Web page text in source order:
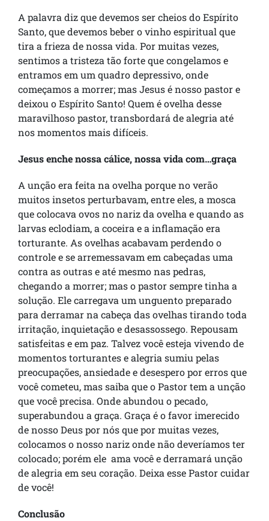
A palavra diz que devemos ser cheios do Espírito
Santo, que devemos beber o vinho espiritual que
tira a frieza de nossa vida. Por muitas vezes,
sentimos a tristeza tão forte que congelamos e
entramos em um quadro depressivo, onde
começamos a morrer; mas Jesus é nosso pastor e
deixou o Espírito Santo! Quem é ovelha desse
maravilhoso pastor, transbordará de alegria até
nos momentos mais difíceis.
Jesus enche nossa cálice, nossa vida com…graça
A unção era feita na ovelha porque no verão
muitos insetos perturbavam, entre eles, a mosca
que colocava ovos no nariz da ovelha e quando as
larvas eclodiam, a coceira e a inflamação era
torturante. As ovelhas acabavam perdendo o
controle e se arremessavam em cabeçadas uma
contra as outras e até mesmo nas pedras,
chegando a morrer; mas o pastor sempre tinha a
solução. Ele carregava um unguento preparado
para derramar na cabeça das ovelhas tirando toda
irritação, inquietação e desassossego. Repousam
satisfeitas e em paz. Talvez você esteja vivendo de
momentos torturantes e alegria sumiu pelas
preocupações, ansiedade e desespero por erros que
você cometeu, mas saiba que o Pastor tem a unção
que você precisa. Onde abundou o pecado,
superabundou a graça. Graça é o favor imerecido
de nosso Deus por nós que por muitas vezes,
colocamos o nosso nariz onde não deveríamos ter
colocado; porém ele ama você e derramará unção
de alegria em seu coração. Deixa esse Pastor cuidar
de você!
Conclusão